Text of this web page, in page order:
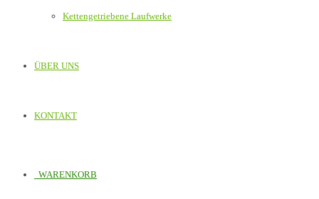
Kettengetriebene Laufwerke
ÜBER UNS
KONTAKT
WARENKORB